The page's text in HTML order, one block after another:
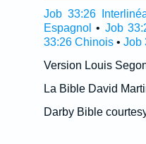
Job 33:26
Espagnol • Job
33:26 Chinois• Job
Version Louis
La Bible David
Darby Bible